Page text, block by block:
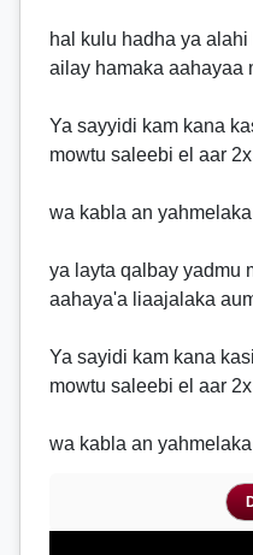
hal kulu hadha ya alahi
ailay hamaka aahayaa
Ya sayyidi kam kana
mowtu saleebi el aar 2x
wa kabla an
ya layta qalbay yadmu
aahaya'a liaajalaka
Ya sayidi kam kana
mowtu saleebi el aar 2x
wa kabla an